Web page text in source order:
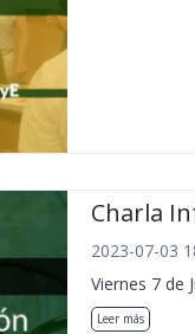
Charla
2023-07-03
Viernes 7 de
Leer más